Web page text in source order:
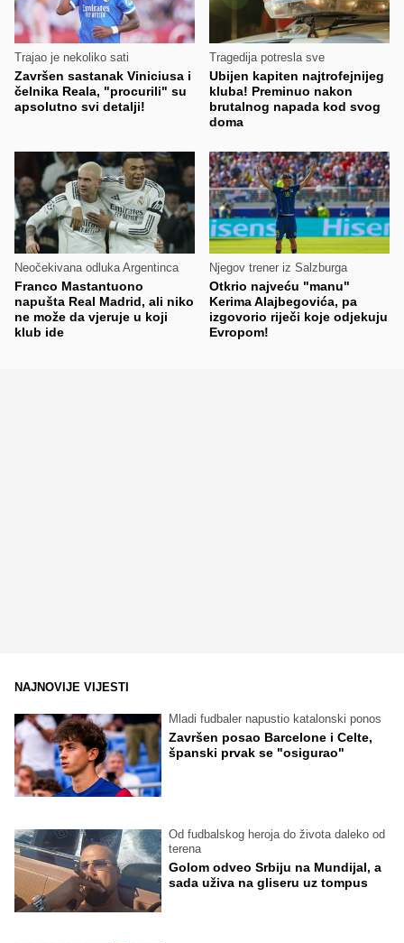
Trajao je nekoliko sati
Završen sastanak Viniciusa i
čelnika Reala, "procurili" su
apsolutno svi detalji!
Tragedija potresla sve
Ubijen kapiten najtrofejnijeg
kluba! Preminuo nakon
brutalnog napada kod svog
doma
Neočekivana odluka Argentinca
Franco Mastantuono
napušta Real Madrid, ali niko
ne može da vjeruje u koji
klub ide
Njegov trener iz Salzburga
Otkrio najveću "manu"
Kerima Alajbegovića, pa
izgovorio riječi koje odjekuju
Evropom!
NAJNOVIJE VIJESTI
Mladi fudbaler napustio katalonski ponos
Završen posao Barcelone i Celte,
španski prvak se "osigurao"
Od fudbalskog heroja do života daleko od
terena
Golom odveo Srbiju na Mundijal, a
sada uživa na gliseru uz tompus